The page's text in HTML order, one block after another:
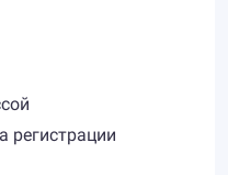
регистрации